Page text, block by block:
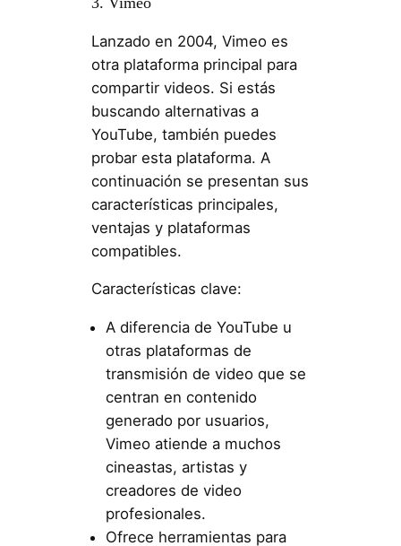
Lanzado en 2004, Vimeo es
otra plataforma principal para
compartir videos. Si estás
buscando alternativas a
YouTube, también puedes
probar esta plataforma. A
continuación se presentan sus
características principales,
ventajas y plataformas
compatibles.
Características clave:
A diferencia de YouTube u
otras plataformas de
transmisión de video que se
centran en contenido
generado por usuarios,
Vimeo atiende a muchos
cineastas, artistas y
creadores de video
profesionales.
Ofrece herramientas para